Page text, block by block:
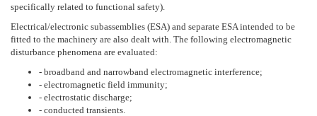
specifically related to functional safety).
Electrical/electronic subassemblies (ESA) and separate ESA intended to be
fitted to the machinery are also dealt with. The following electromagnetic
disturbance phenomena are evaluated:
- broadband and narrowband electromagnetic interference;
- electromagnetic field immunity;
- electrostatic discharge;
- conducted transients.